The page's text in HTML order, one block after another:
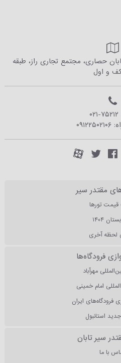
حصاری، مجتمع تجاری راز، طبقه
و اول
۰۲۱-۷۵۲۱۲
۰۹۱۲۲۵۰۲۱۰۶
مقتدر سیر
تورها
۱۴۰۴
لحظه آخری
فرودگاه‌ها
مهرآباد
امام خمینی
فرودگاه‌های ایران
استانبول
سیر تابان
با ما